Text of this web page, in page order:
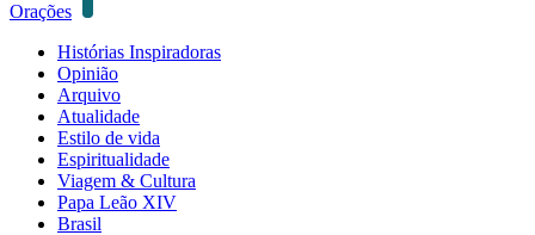
Orações
Histórias Inspiradoras
Opinião
Arquivo
Atualidade
Estilo de vida
Espiritualidade
Viagem & Cultura
Papa Leão XIV
Brasil